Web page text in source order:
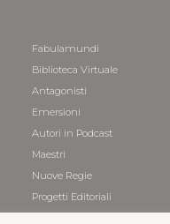
Fabulamundi
Biblioteca Virtuale
Antagonisti
Emersioni
Autori in Podcast
Maestri
Nuove Regie
Progetti Editoriali